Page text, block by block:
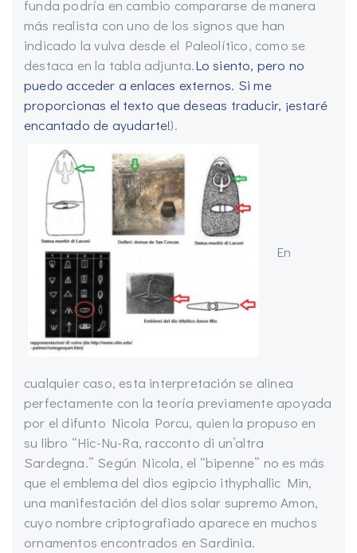
funda podría en cambio compararse de manera
más realista con uno de los signos que han
indicado la vulva desde el Paleolítico, como se
destaca en la tabla adjunta.Lo siento, pero no
puedo acceder a enlaces externos. Si me
proporcionas el texto que deseas traducir, ¡estaré
encantado de ayudarte!).
En
cualquier caso, esta interpretación se alinea
perfectamente con la teoría previamente apoyada
por el difunto Nicola Porcu, quien la propuso en
su libro “Hic-Nu-Ra, racconto di un’altra
Sardegna.” Según Nicola, el “bipenne” no es más
que el emblema del dios egipcio ithyphallic Min,
una manifestación del dios solar supremo Amon,
cuyo nombre criptografiado aparece en muchos
ornamentos encontrados en Sardinia.